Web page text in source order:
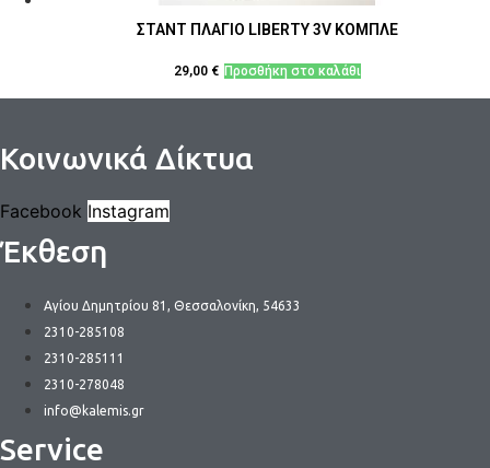
ΣΤΑΝΤ ΠΛΑΓΙΟ LIBERTY 3V ΚΟΜΠΛΕ
29,00 € Προσθήκη στο καλάθι
Κοινωνικά Δίκτυα
Facebook Instagram
Έκθεση
Αγίου Δημητρίου 81, Θεσσαλονίκη, 54633
2310-285108
2310-285111
2310-278048
info@kalemis.gr
Service